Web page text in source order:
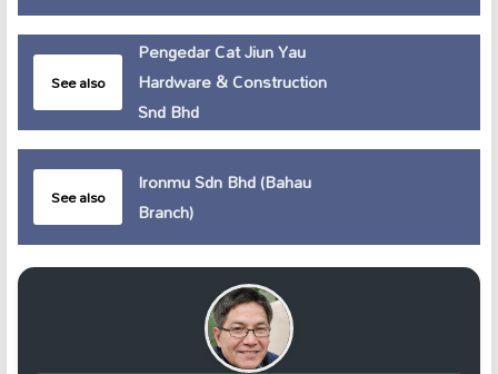
See also
Pengedar Cat Jiun Yau
Hardware & Construction
Snd Bhd
See also
Ironmu Sdn Bhd (Bahau
Branch)